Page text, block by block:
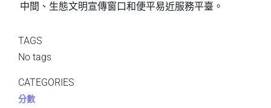
中間、生態文明宣傳窗口和便平易近服務平臺。
TAGS
No tags
CATEGORIES
分數